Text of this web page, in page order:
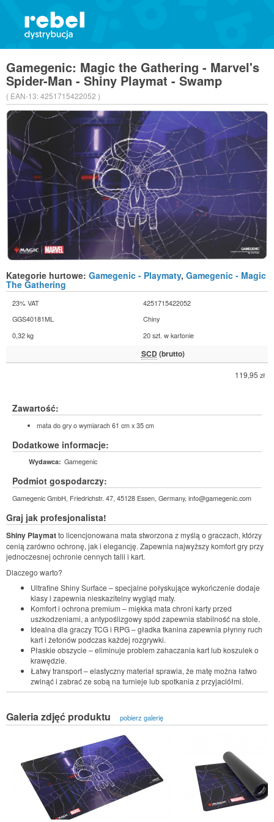
Gamegenic: Magic the Gathering - Marvel's
Spider-Man - Shiny Playmat - Swamp
( EAN-13:4251715422052 )
Kategorie hurtowe: Gamegenic - Playmaty, Gamegenic - Magic
The Gathering
23% VAT
4251715422052
GGS40181ML
Chiny
0,32 kg
20 szt. w kartonie
SCD (brutto)
119,95 zł
Zawartość:
mata do gry o wymiarach 61 cm x 35 cm
Dodatkowe informacje:
Wydawca: Gamegenic
Podmiot gospodarczy:
Gamegenic GmbH, Friedrichstr. 47, 45128 Essen, Germany, info@gamegenic.com
Graj jak profesjonalista!
Shiny Playmatto licencjonowana mata stworzona z myślą o graczach, którzy
cenią zarówno ochronę, jak i elegancję. Zapewnia najwyższy komfort gry przy
jednoczesnej ochronie cennych talii i kart.
Dlaczego warto?
Ultrafine Shiny Surface – specjalne połyskujące wykończenie dodaje
klasy i zapewnia nieskazitelny wygląd maty.
Komfort i ochrona premium – miękka mata chroni karty przed
uszkodzeniami, a antypoślizgowy spód zapewnia stabilność na stole.
Idealna dla graczy TCG i RPG – gładka tkanina zapewnia płynny ruch
kart i żetonów podczas każdej rozgrywki.
Płaskie obszycie – eliminuje problem zahaczania kart lub koszulek o
krawędzie.
Łatwy transport – elastyczny materiał sprawia, że matę można łatwo
zwinąć i zabrać ze sobą na turnieje lub spotkania z przyjaciółmi.
Galeria zdjęć produktu pobierz galerię